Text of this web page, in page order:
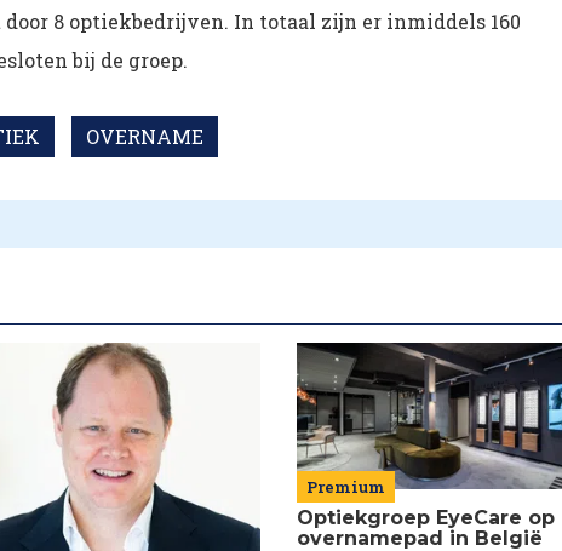
door 8 optiekbedrijven. In totaal zijn er inmiddels 160
bij de groep.
OVERNAME
Premium
Optiekgroep EyeCare op
overnamepad in België